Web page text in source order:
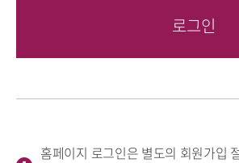
홈페이지 로그인은 별도의 회원가입